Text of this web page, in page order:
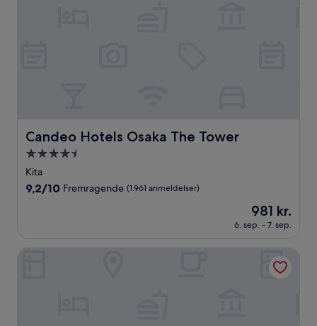
Candeo Hotels Osaka The Tower
Candeo Hotels Osaka The Tower
4.5-
stjernet
overnatningssted
Kita
9.2
(1.961
9,2/10 Fremragende (1.961 anmeldelser)
Prisen
er
981 kr.
981 kr.
6. sep. - 7. sep.